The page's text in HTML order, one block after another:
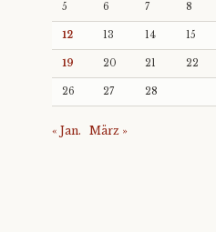
5 6 7 8
12 13 14 15
19 20 21 22
26 27 28
« Jan. März »